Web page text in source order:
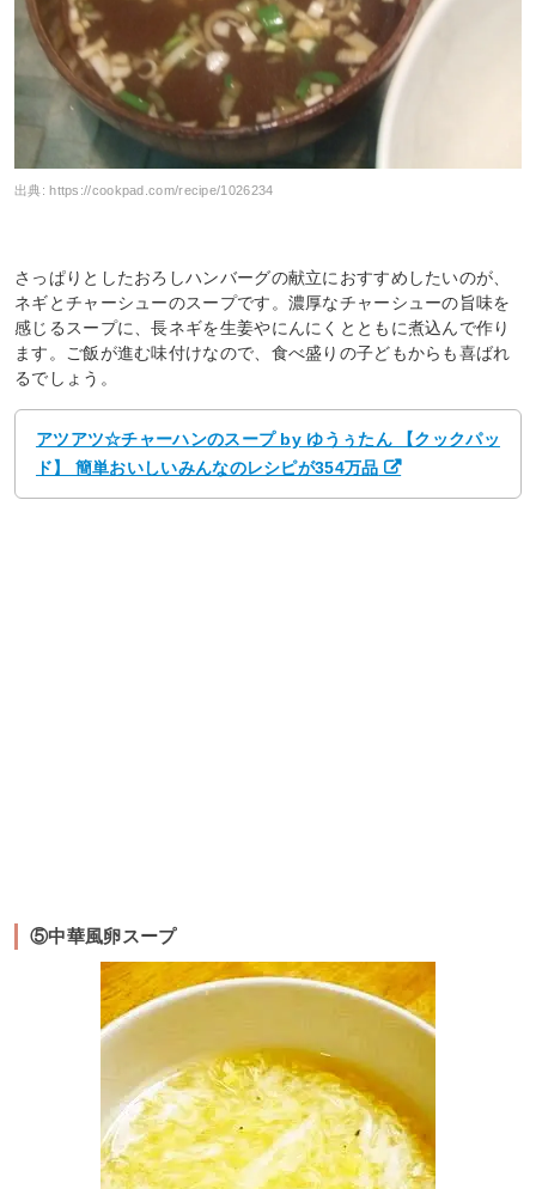
出典:https://cookpad.com/recipe/1026234
さっぱりとしたおろしハンバーグの献立におすすめしたいのが、
ネギとチャーシューのスープです。濃厚なチャーシューの旨味を
感じるスープに、長ネギを生姜やにんにくとともに煮込んで作り
ます。ご飯が進む味付けなので、食べ盛りの子どもからも喜ばれ
るでしょう。
アツアツ☆チャーハンのスープ by ゆうぅたん 【クックパッ
ド】 簡単おいしいみんなのレシピが354万品
⑤中華風卵スープ